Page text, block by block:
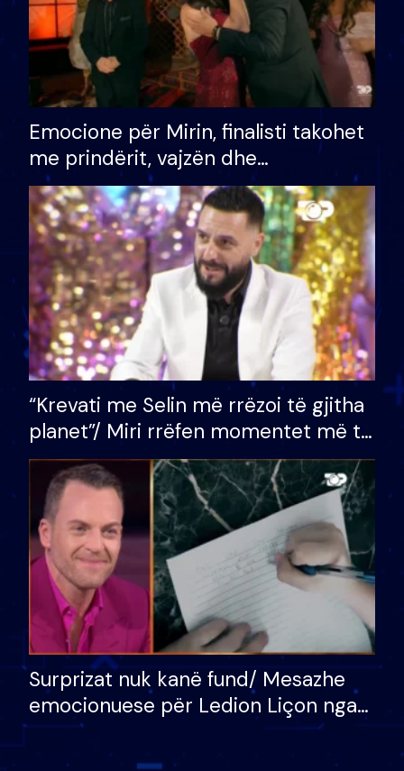
Emocione për Mirin, finalisti takohet
me prindërit, vajzën dhe
bashkëshorten: S’kemi ndonjë letër
divorci apo jo?
“Krevati me Selin më rrëzoi të gjitha
planet”/ Miri rrëfen momentet më të
bukura në shtëpinë e BB VIP: Do më
mungojë zilja e mëngjesit kur…
Surprizat nuk kanë fund/ Mesazhe
emocionuese për Ledion Liçon nga
nëna dhe fëmijët e tij, moderatori
nuk i mban dot lotët: Nuk meritoj…